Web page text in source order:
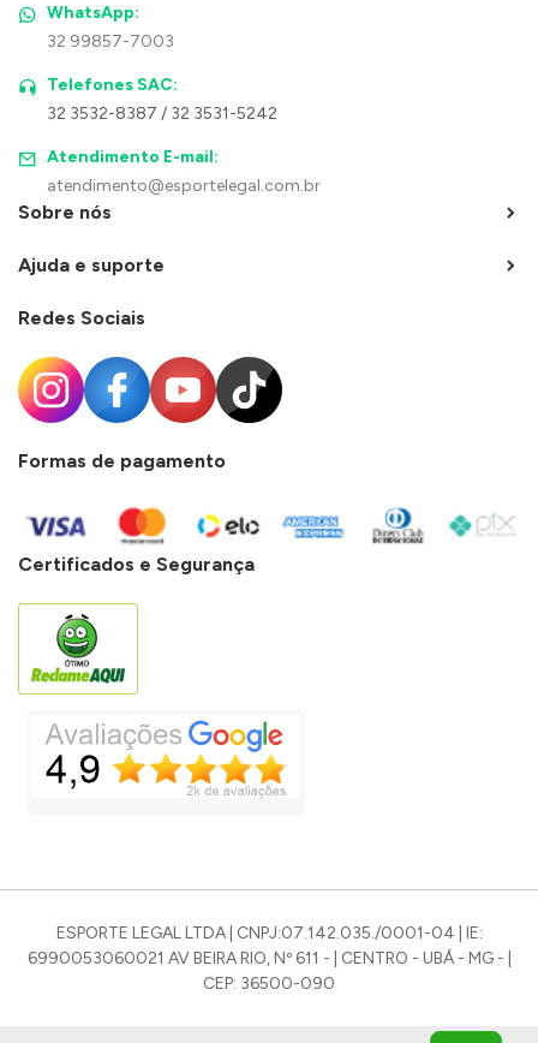
WhatsApp:
32 99857-7003
Telefones SAC:
32 3532-8387 / 32 3531-5242
Atendimento E-mail:
atendimento@esportelegal.com.br
Sobre nós
Ajuda e suporte
Redes Sociais
Formas de pagamento
Certificados e Segurança
ESPORTE LEGAL LTDA | CNPJ:07.142.035./0001-04 | IE:
6990053060021 AV BEIRA RIO, Nº 611 - | CENTRO - UBÁ - MG - |
CEP: 36500-090